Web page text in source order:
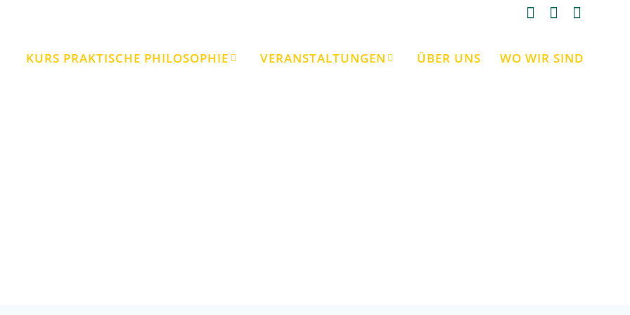
KURS PRAKTISCHE PHILOSOPHIE VERANSTALTUNGEN ÜBER UNS WO WIR SIND